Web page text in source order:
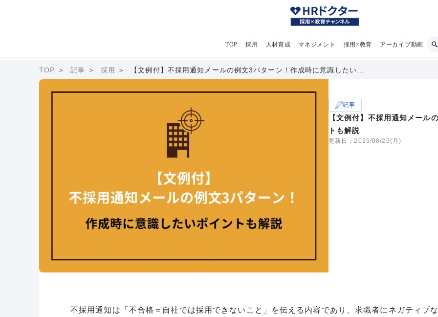
TOP 採用 人材育成 マネジメント 採用×教育 アーカイブ動画
TOP 記事 採用 【文例付】不採用通知メールの例文3パターン！作成時に意識したい…
記事
【文例付】不採用通知メール
トも解説
更新日：2025/08/25(月)
不採用通知は「不合格＝自社では採用できないこと」を伝える内容であり、求職者にネガティブ